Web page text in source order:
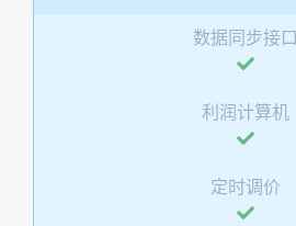
数据同步接口
利润计算机
定时调价